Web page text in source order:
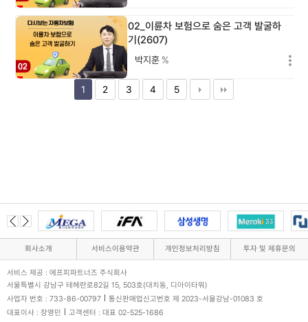
02_이륜차 보험으로 숨은 고객 발굴하
기(2607)
박지훈 %
1 2 3 4 5
회사소개 서비스이용약관 개인정보처리방침 투자 및 제휴문의
서비스 제공 : 에프피파트너즈 주식회사
서울특별시 강남구 테헤란로82길 15, 503호(대치동, 디아이타워)
사업자 번호 : 733-86-00797
통신판매업신고번호 제 2023-서울강남-01083 호
대표이사 : 장영민
고객센터 : 대표 02-525-1686